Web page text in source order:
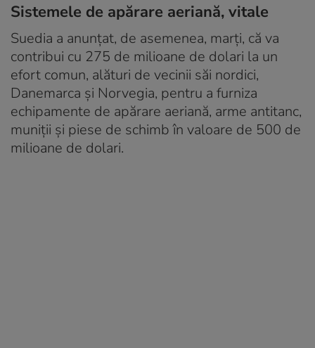
Sistemele de apărare aeriană, vitale
Suedia a anunțat, de asemenea, marți, că va
contribui cu 275 de milioane de dolari la un
efort comun, alături de vecinii săi nordici,
Danemarca și Norvegia, pentru a furniza
echipamente de apărare aeriană, arme antitanc,
muniții și piese de schimb în valoare de 500 de
milioane de dolari.